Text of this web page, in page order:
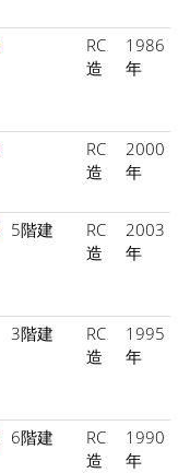
RC
造
1986
年
RC
造
2000
年
5階建
RC
造
2003
年
3階建
RC
造
1995
年
6階建
RC
造
1990
年